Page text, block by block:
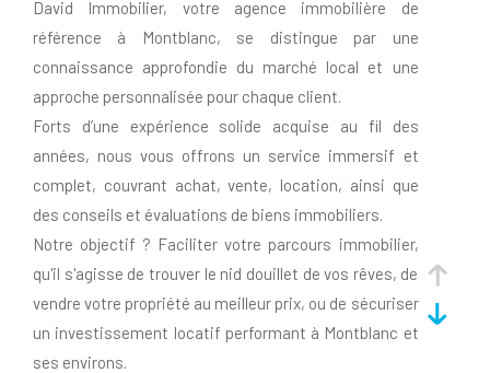
David Immobilier, votre agence immobilière de
référence à Montblanc, se distingue par une
connaissance approfondie du marché local et une
approche personnalisée pour chaque client.
Forts d’une expérience solide acquise au fil des
années, nous vous offrons un service immersif et
complet, couvrant achat, vente, location, ainsi que
des conseils et évaluations de biens immobiliers.
Notre objectif ? Faciliter votre parcours immobilier,
qu'il s'agisse de trouver le nid douillet de vos rêves, de
vendre votre propriété au meilleur prix, ou de sécuriser
un investissement locatif performant à Montblanc et
ses environs.